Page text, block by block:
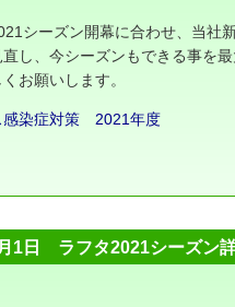
シーズン開幕に合わせ、当社
し、今シーズンもできる事を最
お願いします。
感染症対策 2021年度
日 ラフタ2021シーズン詳